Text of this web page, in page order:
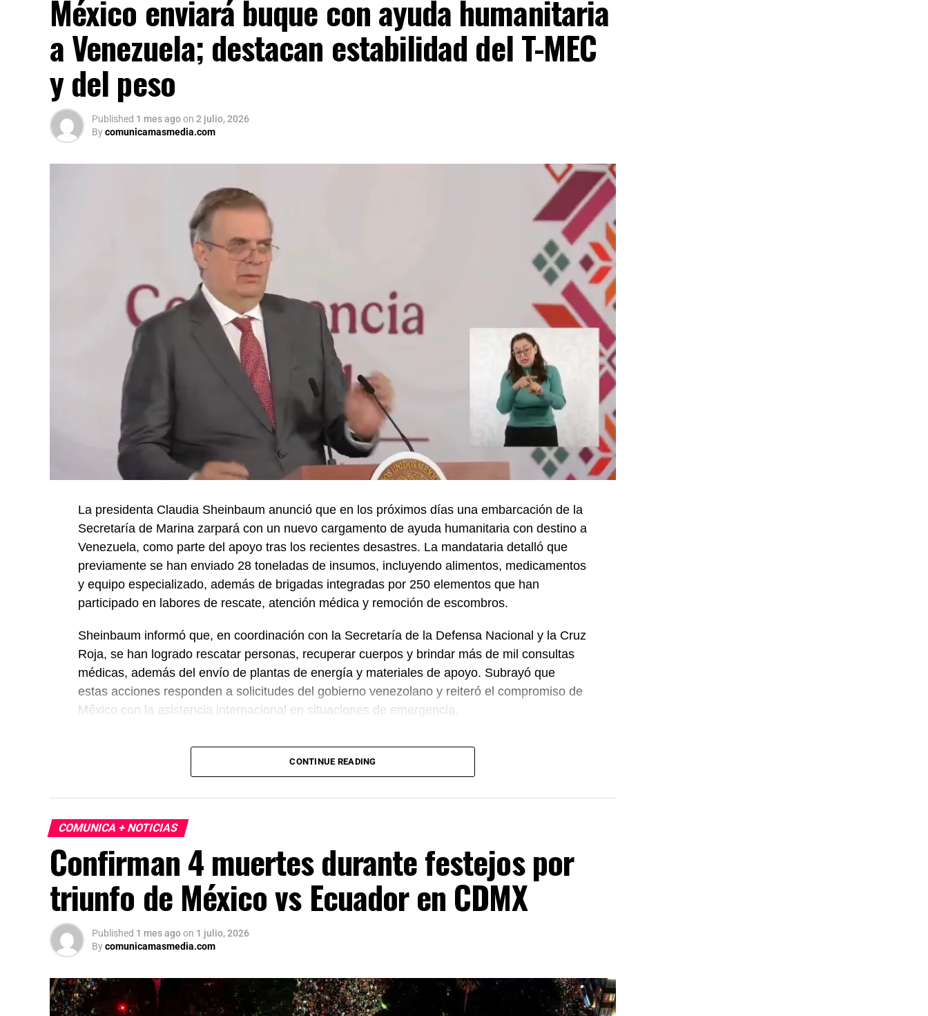
México enviará buque con ayuda humanitaria
a Venezuela; destacan estabilidad del T-MEC
y del peso
Published 1 mes agoon 2 julio, 2026
Bycomunicamasmedia.com
La presidenta Claudia Sheinbaum anunció que en los próximos días una embarcación de la
Secretaría de Marina zarpará con un nuevo cargamento de ayuda humanitaria con destino a
Venezuela, como parte del apoyo tras los recientes desastres. La mandataria detalló que
previamente se han enviado 28 toneladas de insumos, incluyendo alimentos, medicamentos
y equipo especializado, además de brigadas integradas por 250 elementos que han
participado en labores de rescate, atención médica y remoción de escombros.
Sheinbaum informó que, en coordinación con la Secretaría de la Defensa Nacional y la Cruz
Roja, se han logrado rescatar personas, recuperar cuerpos y brindar más de mil consultas
médicas, además del envío de plantas de energía y materiales de apoyo. Subrayó que
estas acciones responden a solicitudes del gobierno venezolano y reiteró el compromiso de
México con la asistencia internacional en situaciones de emergencia.
México, Estados Unidos y Canadá (T-MEC) se mantiene sin cambios y continúa ofreciendo
certidumbre a inversionistas, pese a los procesos de revisión previstos. Por su parte, la
presidenta afirmó que el peso mexicano se mantiene estable frente al dólar y reiteró que el
país es seguro para visitantes, tras los recientes incidentes registrados durante
celebraciones en la capital.
CONTINUE READING
COMUNICA + NOTICIAS
Confirman 4 muertes durante festejos por
triunfo de México vs Ecuador en CDMX
Published 1 mes agoon 1 julio, 2026
Bycomunicamasmedia.com